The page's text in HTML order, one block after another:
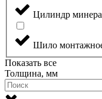
Цилиндр
Шило
Показать все
Толщина, мм